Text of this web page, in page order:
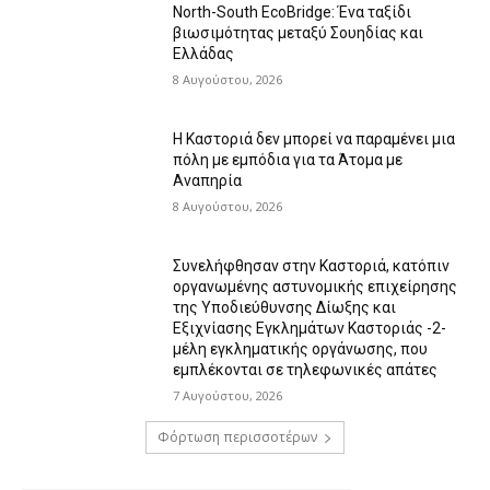
North-South EcoBridge: Ένα ταξίδι
βιωσιμότητας μεταξύ Σουηδίας και
Ελλάδας
8 Αυγούστου, 2026
Η Καστοριά δεν μπορεί να παραμένει μια
πόλη με εμπόδια για τα Άτομα με
Αναπηρία
8 Αυγούστου, 2026
Συνελήφθησαν στην Καστοριά, κατόπιν
οργανωμένης αστυνομικής επιχείρησης
της Υποδιεύθυνσης Δίωξης και
Εξιχνίασης Εγκλημάτων Καστοριάς -2-
μέλη εγκληματικής οργάνωσης, που
εμπλέκονται σε τηλεφωνικές απάτες
7 Αυγούστου, 2026
Φόρτωση περισσοτέρων